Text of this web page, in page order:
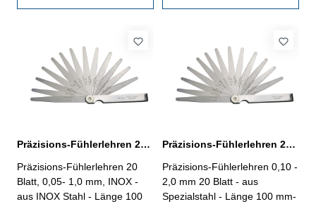
Präzisions-Fühlerlehren 20 Blatt, 0,05- 1,0 mm, INOX-Stahl
Präzisions-Fühlerlehren 20
Blatt, 0,05- 1,0 mm, INOX -
aus INOX Stahl - Länge 100
Präzisions-Fühlerlehren 20 Blatt, 0,10 - 2,0 mm, Spezialstahl
Präzisions-Fühlerlehren 0,10 -
2,0 mm 20 Blatt - aus
Spezialstahl - Länge 100 mm-